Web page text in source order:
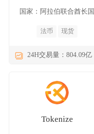
国家：阿拉伯联合酋长国
法币 现货
24H交易量：804.09亿
Tokenize